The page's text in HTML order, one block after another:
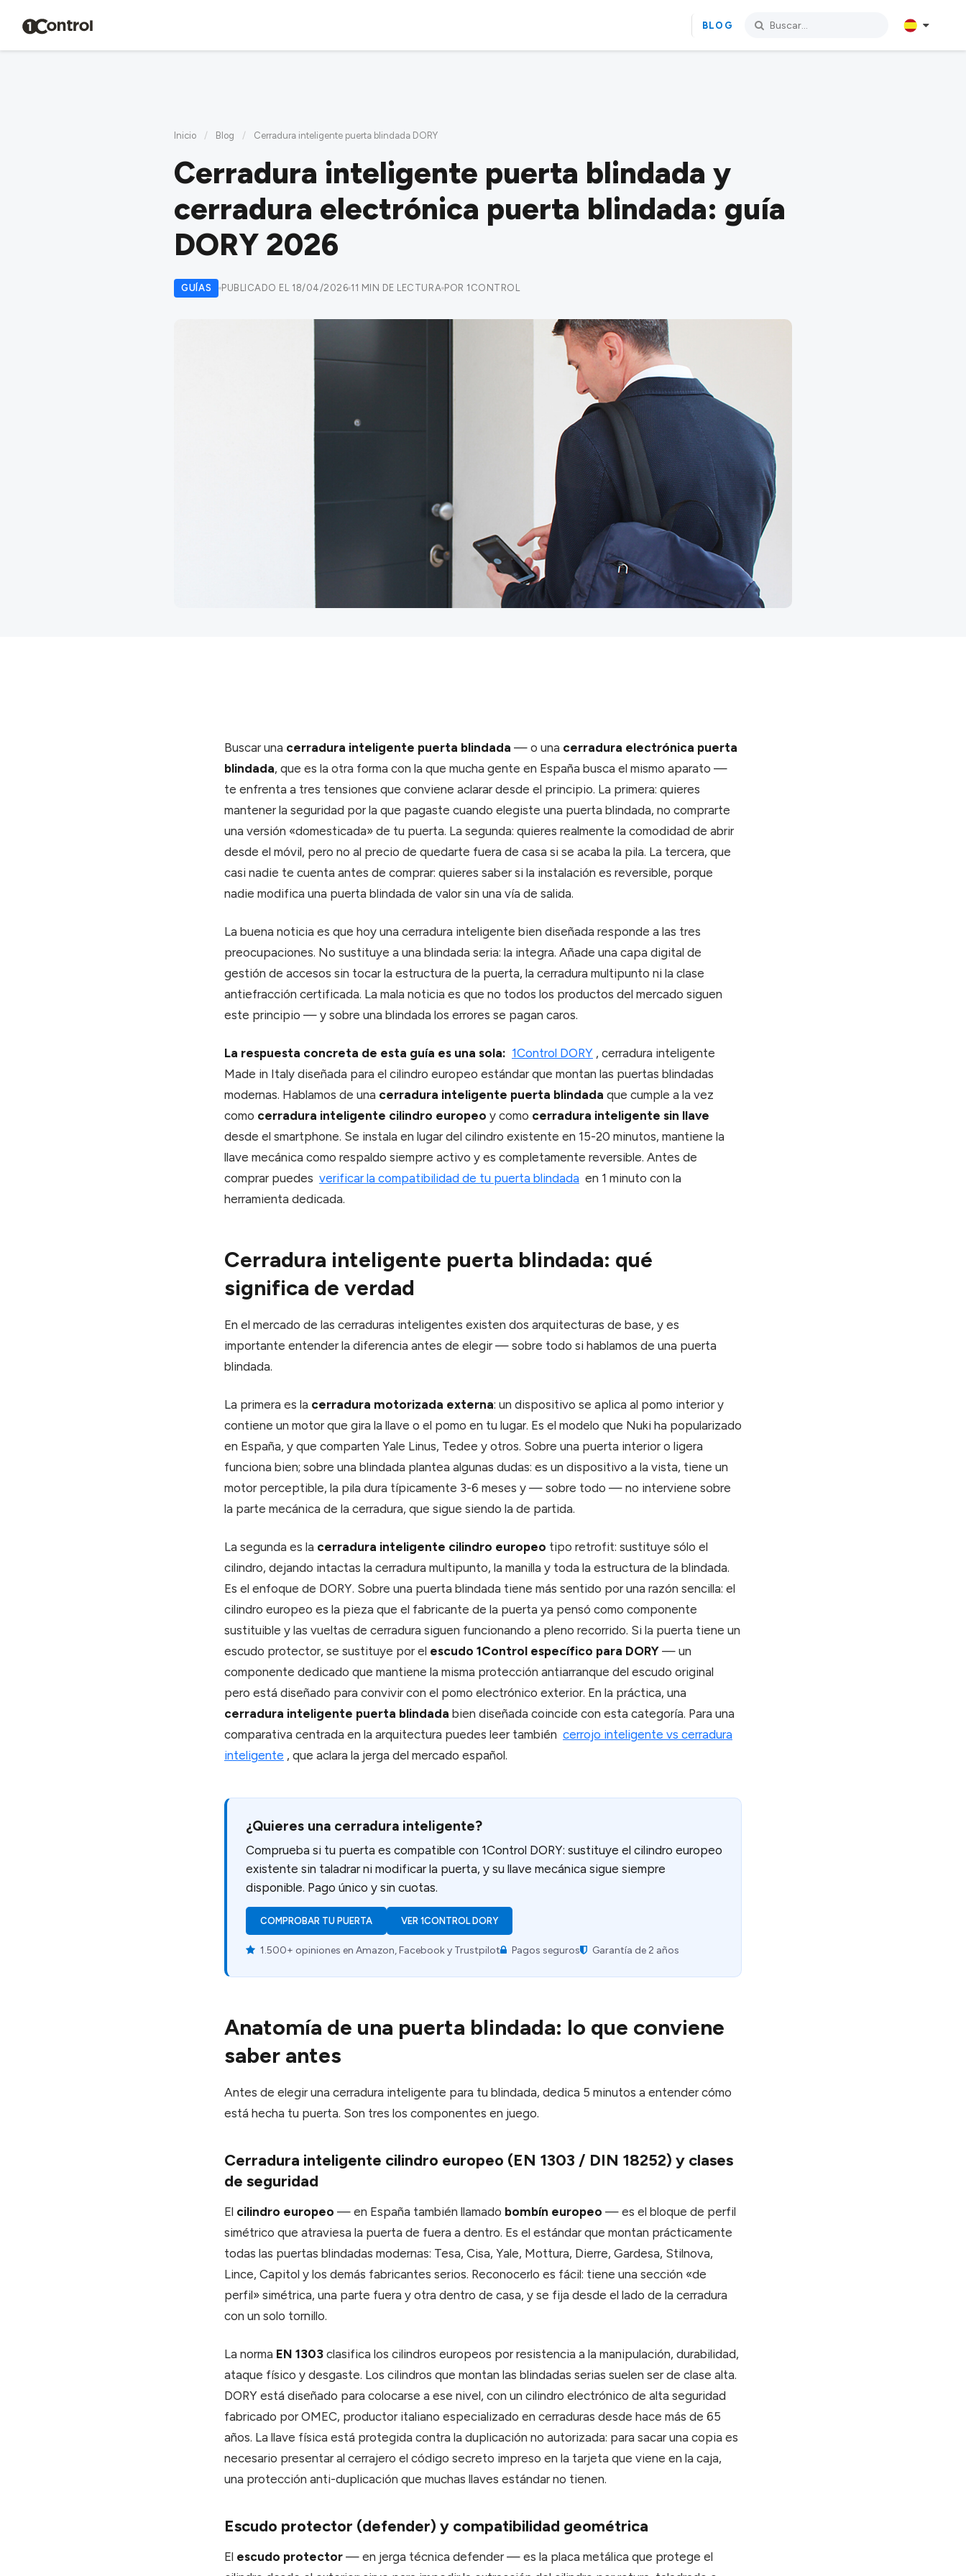
BLOG
Inicio / Blog / Cerradura inteligente puerta blindada DORY
Cerradura inteligente puerta blindada y
cerradura electrónica puerta blindada: guía
DORY 2026
GUÍAS PUBLICADO EL 18/04/2026 11 MIN DE LECTURA POR 1CONTROL
Buscar una cerradura inteligente puerta blindada — o una cerradura electrónica puerta
blindada, que es la otra forma con la que mucha gente en España busca el mismo aparato —
te enfrenta a tres tensiones que conviene aclarar desde el principio. La primera: quieres
mantener la seguridad por la que pagaste cuando elegiste una puerta blindada, no comprarte
una versión «domesticada» de tu puerta. La segunda: quieres realmente la comodidad de abrir
desde el móvil, pero no al precio de quedarte fuera de casa si se acaba la pila. La tercera, que
casi nadie te cuenta antes de comprar: quieres saber si la instalación es reversible, porque
nadie modifica una puerta blindada de valor sin una vía de salida.
La buena noticia es que hoy una cerradura inteligente bien diseñada responde a las tres
preocupaciones. No sustituye a una blindada seria: la integra. Añade una capa digital de
gestión de accesos sin tocar la estructura de la puerta, la cerradura multipunto ni la clase
antiefracción certificada. La mala noticia es que no todos los productos del mercado siguen
este principio — y sobre una blindada los errores se pagan caros.
La respuesta concreta de esta guía es una sola: 1Control DORY , cerradura inteligente
Made in Italy diseñada para el cilindro europeo estándar que montan las puertas blindadas
modernas. Hablamos de una cerradura inteligente puerta blindada que cumple a la vez
como cerradura inteligente cilindro europeo y como cerradura inteligente sin llave
desde el smartphone. Se instala en lugar del cilindro existente en 15-20 minutos, mantiene la
llave mecánica como respaldo siempre activo y es completamente reversible. Antes de
comprar puedes verificar la compatibilidad de tu puerta blindada en 1 minuto con la
herramienta dedicada.
Cerradura inteligente puerta blindada: qué
significa de verdad
En el mercado de las cerraduras inteligentes existen dos arquitecturas de base, y es
importante entender la diferencia antes de elegir — sobre todo si hablamos de una puerta
blindada.
La primera es la cerradura motorizada externa: un dispositivo se aplica al pomo interior y
contiene un motor que gira la llave o el pomo en tu lugar. Es el modelo que Nuki ha popularizado
en España, y que comparten Yale Linus, Tedee y otros. Sobre una puerta interior o ligera
funciona bien; sobre una blindada plantea algunas dudas: es un dispositivo a la vista, tiene un
motor perceptible, la pila dura típicamente 3-6 meses y — sobre todo — no interviene sobre
la parte mecánica de la cerradura, que sigue siendo la de partida.
La segunda es la cerradura inteligente cilindro europeo tipo retrofit: sustituye sólo el
cilindro, dejando intactas la cerradura multipunto, la manilla y toda la estructura de la blindada.
Es el enfoque de DORY. Sobre una puerta blindada tiene más sentido por una razón sencilla: el
cilindro europeo es la pieza que el fabricante de la puerta ya pensó como componente
sustituible y las vueltas de cerradura siguen funcionando a pleno recorrido. Si la puerta tiene un
escudo protector, se sustituye por el escudo 1Control específico para DORY — un
componente dedicado que mantiene la misma protección antiarranque del escudo original
pero está diseñado para convivir con el pomo electrónico exterior. En la práctica, una
cerradura inteligente puerta blindada bien diseñada coincide con esta categoría. Para una
comparativa centrada en la arquitectura puedes leer también cerrojo inteligente vs cerradura
inteligente , que aclara la jerga del mercado español.
¿Quieres una cerradura inteligente?
Comprueba si tu puerta es compatible con 1Control DORY: sustituye el cilindro europeo
existente sin taladrar ni modificar la puerta, y su llave mecánica sigue siempre
disponible. Pago único y sin cuotas.
COMPROBAR TU PUERTA VER 1CONTROL DORY
1.500+ opiniones en Amazon, Facebook y Trustpilot Pagos seguros Garantía de 2 años
Anatomía de una puerta blindada: lo que conviene
saber antes
Antes de elegir una cerradura inteligente para tu blindada, dedica 5 minutos a entender cómo
está hecha tu puerta. Son tres los componentes en juego.
Cerradura inteligente cilindro europeo (EN 1303 / DIN 18252) y clases
de seguridad
El cilindro europeo — en España también llamado bombín europeo — es el bloque de perfil
simétrico que atraviesa la puerta de fuera a dentro. Es el estándar que montan prácticamente
todas las puertas blindadas modernas: Tesa, Cisa, Yale, Mottura, Dierre, Gardesa, Stilnova,
Lince, Capitol y los demás fabricantes serios. Reconocerlo es fácil: tiene una sección «de
perfil» simétrica, una parte fuera y otra dentro de casa, y se fija desde el lado de la cerradura
con un solo tornillo.
La norma EN 1303 clasifica los cilindros europeos por resistencia a la manipulación, durabilidad,
ataque físico y desgaste. Los cilindros que montan las blindadas serias suelen ser de clase alta.
DORY está diseñado para colocarse a ese nivel, con un cilindro electrónico de alta seguridad
fabricado por OMEC, productor italiano especializado en cerraduras desde hace más de 65
años. La llave física está protegida contra la duplicación no autorizada: para sacar una copia es
necesario presentar al cerrajero el código secreto impreso en la tarjeta que viene en la caja,
una protección anti-duplicación que muchas llaves estándar no tienen.
Escudo protector (defender) y compatibilidad geométrica
El escudo protector — en jerga técnica defender — es la placa metálica que protege el